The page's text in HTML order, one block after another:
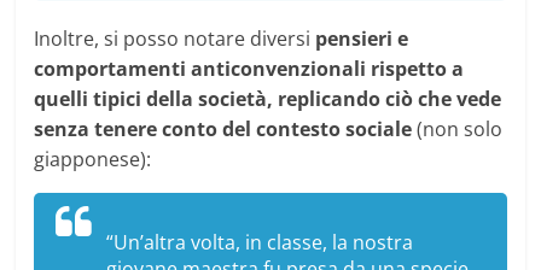
Inoltre, si posso notare diversi pensieri e
comportamenti anticonvenzionali rispetto a
quelli tipici della società, replicando ciò che vede
senza tenere conto del contesto sociale(non solo
giapponese):
“Un’altra volta, in classe, la nostra